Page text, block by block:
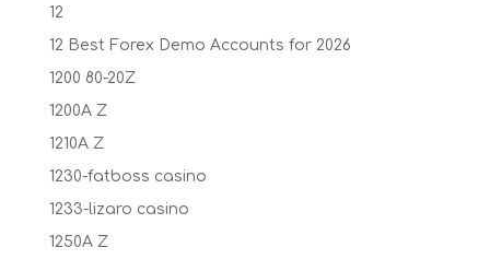
12
12 Best Forex Demo Accounts for 2026
1200 80-20Z
1200A Z
1210A Z
1230-fatboss casino
1233-lizaro casino
1250A Z